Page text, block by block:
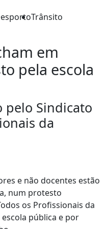
Trânsito
em
pela escola
pelo Sindicato
da
e não docentes estão
num protesto
os Profissionais da
pública e por